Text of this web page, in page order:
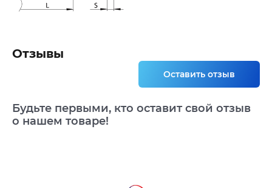
Отзывы
Оставить отзыв
Будьте первыми, кто оставит свой отзыв
о нашем товаре!